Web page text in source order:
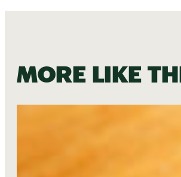
More like